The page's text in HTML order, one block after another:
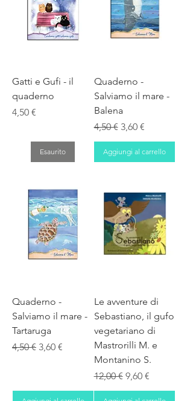
Gatti e Gufi - il
quaderno
Prezzo
4,50 €
Esaurito
Quaderno -
Salviamo il mare -
Balena
Prezzo regolare
4,50 € Prezzo scontato
3,60 €
Aggiungi al carrello
Quaderno -
Salviamo il mare -
Tartaruga
Prezzo regolare
4,50 € Prezzo scontato
3,60 €
Le avventure di
Sebastiano, il gufo
vegetariano di
Mastrorilli M. e
Montanino S.
Prezzo regolare
12,00 € Prezzo scontato
9,60 €